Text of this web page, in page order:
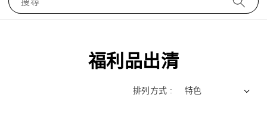
福利品出清
排列方式 :